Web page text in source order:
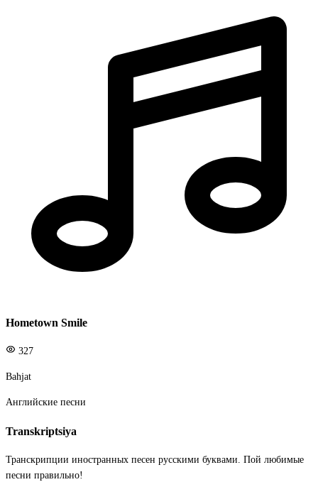
Hometown Smile
327
Bahjat
Английские песни
Transkriptsiya
Транскрипции иностранных песен русскими буквами. Пой любимые
песни правильно!